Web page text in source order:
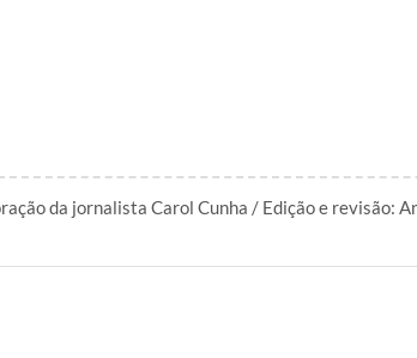
da jornalista Carol Cunha / Edição e revisão: